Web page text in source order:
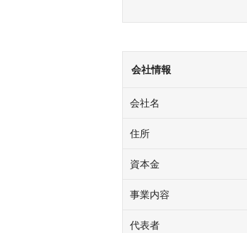
会社情報
会社名
住所
資本金
事業内容
代表者